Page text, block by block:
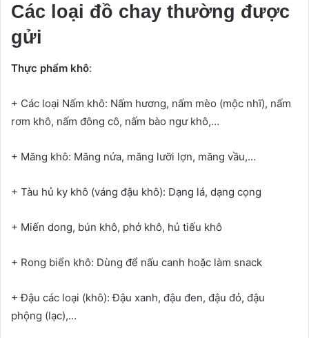
Các loại đồ chay thường được
gửi
Thực phẩm khô:
+ Các loại Nấm khô: Nấm hương, nấm mèo (mộc nhĩ), nấm
rơm khô, nấm đông cô, nấm bào ngư khô,…
+ Măng khô: Măng nứa, măng lưỡi lợn, măng vầu,…
+ Tàu hủ ky khô (váng đậu khô): Dạng lá, dạng cọng
+ Miến dong, bún khô, phở khô, hủ tiếu khô
+ Rong biển khô: Dùng để nấu canh hoặc làm snack
+ Đậu các loại (khô): Đậu xanh, đậu đen, đậu đỏ, đậu
phộng (lạc),…